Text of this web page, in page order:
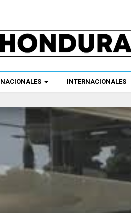
NACIONALES INTERNACIONALES